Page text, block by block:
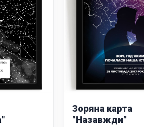
Зоряна карта
"Назавжди"